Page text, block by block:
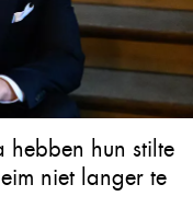
hebben hun stilte
niet langer te